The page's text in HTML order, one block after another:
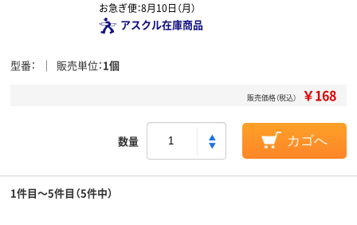
お急ぎ便：8月10日（月）
アスクル在庫商品
型番 販売単位 1個
販売価格（税込） ￥168
数量 カゴへ
1件目～5件目（5件中）